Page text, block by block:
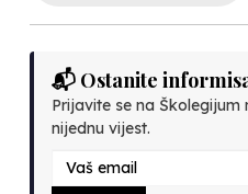
📬 Ostanite
Prijavite se na
nijednu vijest.